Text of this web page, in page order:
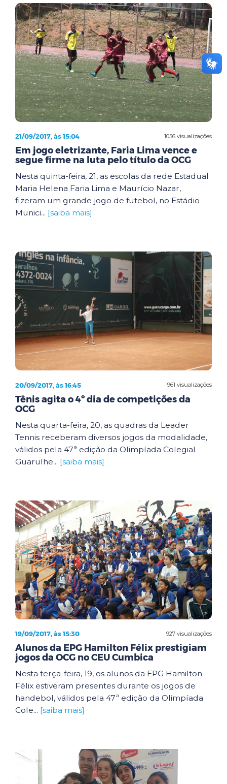
1056 visualizações
21/09/2017, às 15:04
Em jogo eletrizante, Faria Lima vence e
segue firme na luta pelo título da OCG
Nesta quinta-feira, 21, as escolas da rede Estadual
Maria Helena Faria Lima e Maurício Nazar,
fizeram um grande jogo de futebol, no Estádio
Munici... [saiba mais]
961 visualizações
20/09/2017, às 16:45
Tênis agita o 4º dia de competições da
OCG
Nesta quarta-feira, 20, as quadras da Leader
Tennis receberam diversos jogos da modalidade,
válidos pela 47ª edição da Olimpíada Colegial
Guarulhe... [saiba mais]
927 visualizações
19/09/2017, às 15:30
Alunos da EPG Hamilton Félix prestigiam
jogos da OCG no CEU Cumbica
Nesta terça-feira, 19, os alunos da EPG Hamilton
Félix estiveram presentes durante os jogos de
handebol, válidos pela 47ª edição da Olimpíada
Cole... [saiba mais]